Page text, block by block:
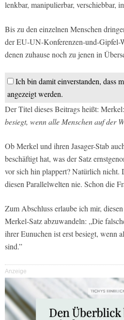
lenkbar, manipulierbar, verschiebbar,
Bis zu den einzelnen Menschen
der EU-UN-Konferenzen-und-Gipfel-
denen zuhause noch zu jenen in
Ich bin damit einverstanden, dass
angezeigt werden.
Der Titel dieses Beitrags heißt: Merkel:
besiegt, wenn alle Menschen auf der
Ob Merkel und ihren Jasager-Stab
beschäftigt hat, was der Satz
vor sich hin plappert? Natürlich nicht.
diesen Parallelwelten nie. Schon die
Zum Abschluss erlaube ich mir,
Merkel-Satz abzuwandeln: „Die
ihrer Eunuchen ist erst besiegt, wenn
sind.”
Anzeige